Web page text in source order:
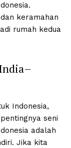
keramahan
rumah kedua
Indonesia,
seni
adalah
Jika kita